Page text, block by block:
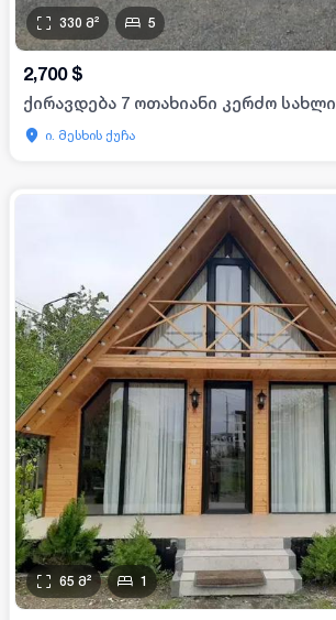
330 მ² 5
2,700 $
ქირავდება 7 ოთახიანი კერძო
ი. მესხის ქუჩა
65 მ² 1